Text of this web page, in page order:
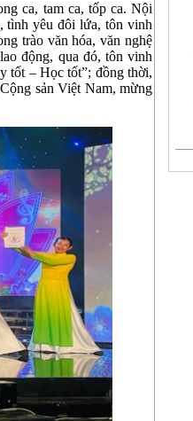
ca, tam ca, tốp ca. Nội
tình yêu đôi lứa, tôn vinh
trào văn hóa, văn nghệ
động, qua đó, tôn vinh
tốt – Học tốt”; đồng thời,
sản Việt Nam, mừng